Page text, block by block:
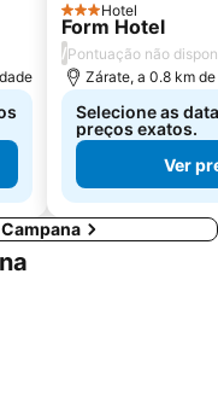
3 Estrelas
Hotel
Form Hotel
/Pontuação não
Zárate, a 0.8 km
Selecione as
preços exatos.
Ver